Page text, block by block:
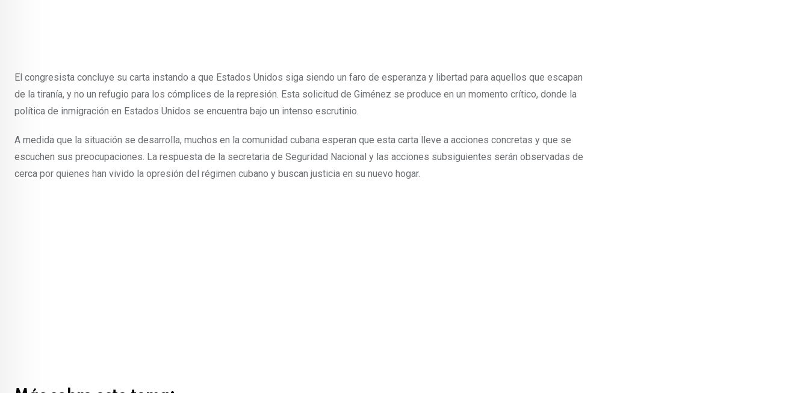
El congresista concluye su carta instando a que Estados Unidos siga siendo un faro de esperanza y libertad para aquellos que escapan
de la tiranía, y no un refugio para los cómplices de la represión. Esta solicitud de Giménez se produce en un momento crítico, donde la
política de inmigración en Estados Unidos se encuentra bajo un intenso escrutinio.
A medida que la situación se desarrolla, muchos en la comunidad cubana esperan que esta carta lleve a acciones concretas y que se
escuchen sus preocupaciones. La respuesta de la secretaria de Seguridad Nacional y las acciones subsiguientes serán observadas de
cerca por quienes han vivido la opresión del régimen cubano y buscan justicia en su nuevo hogar.